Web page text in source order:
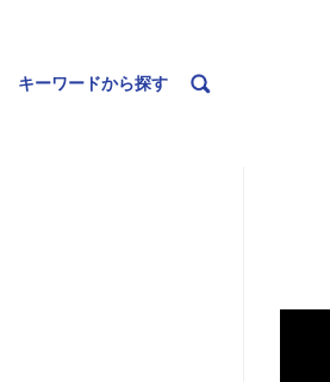
キーワードから探す